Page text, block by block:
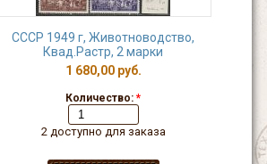
СССР 1949 г, Животноводство,
Квад.Растр, 2 марки
1 680,00 руб.
Количество: *
2 доступно для заказа